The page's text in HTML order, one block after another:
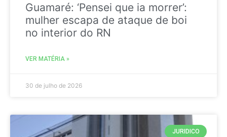
Guamaré: ‘Pensei que ia morrer’:
mulher escapa de ataque de boi
no interior do RN
VER MATÉRIA »
30 de julho de 2026
JURIDICO